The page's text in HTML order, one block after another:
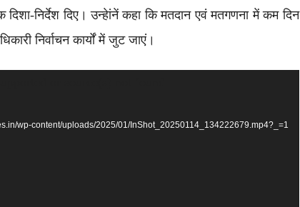
निर्देश दिए। उन्हेांनें कहा कि मतदान एवं मतगणना में कम दिन
निर्वाचन कार्यों में जुट जाएं।
wp-content/uploads/2025/01/InShot_20250114_134222679.mp4?_=1